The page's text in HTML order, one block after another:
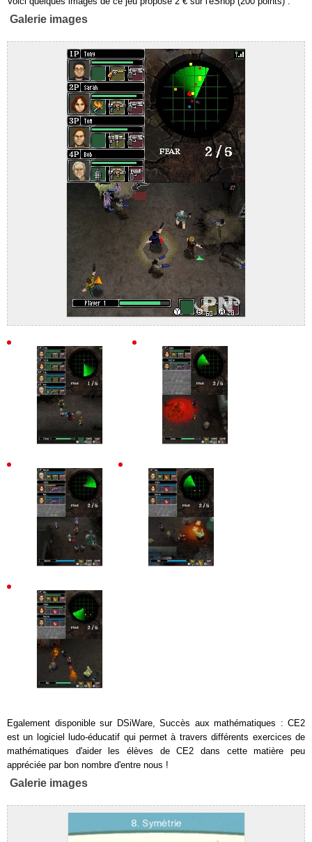
Galerie images
Egalement disponible sur DSiWare, Succès aux mathématiques : CE2
est un logiciel ludo-éducatif qui permet à travers différents exercices de
mathématiques d'aider les élèves de CE2 dans cette matière peu
appréciée par bon nombre d'entre nous !
Galerie images